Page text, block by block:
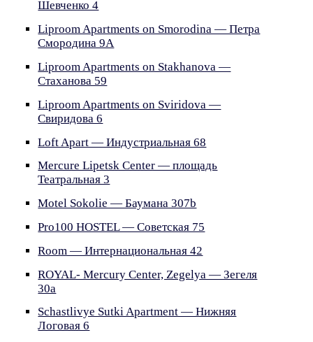
Шевченко 4
Liproom Apartments on Smorodina — Петра
Смородина 9A
Liproom Apartments on Stakhanova —
Стаханова 59
Liproom Apartments on Sviridova —
Свиридова 6
Loft Apart — Индустриальная 68
Mercure Lipetsk Center — площадь
Театральная 3
Motel Sokolie — Баумана 307b
Pro100 HOSTEL — Советская 75
Room — Интернациональная 42
ROYAL- Mercury Center, Zegelya — Зегеля
30a
Schastlivye Sutki Apartment — Нижняя
Логовая 6